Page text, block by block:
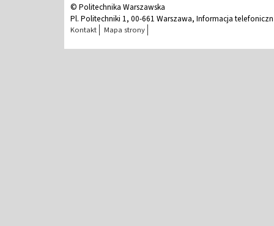
© Politechnika Warszawska
Pl. Politechniki 1, 00-661 Warszawa, Informacja
Kontakt Mapa strony